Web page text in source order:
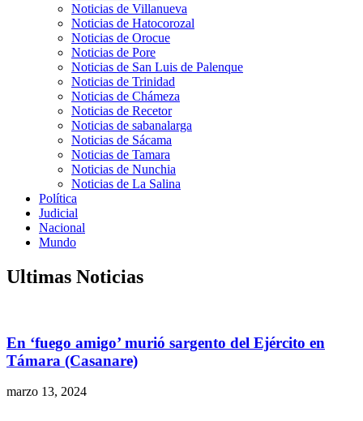
Noticias de Villanueva
Noticias de Hatocorozal
Noticias de Orocue
Noticias de Pore
Noticias de San Luis de Palenque
Noticias de Trinidad
Noticias de Chámeza
Noticias de Recetor
Noticias de sabanalarga
Noticias de Sácama
Noticias de Tamara
Noticias de Nunchia
Noticias de La Salina
Política
Judicial
Nacional
Mundo
Ultimas Noticias
En ‘fuego amigo’ murió sargento del Ejército en
Támara (Casanare)
marzo 13, 2024